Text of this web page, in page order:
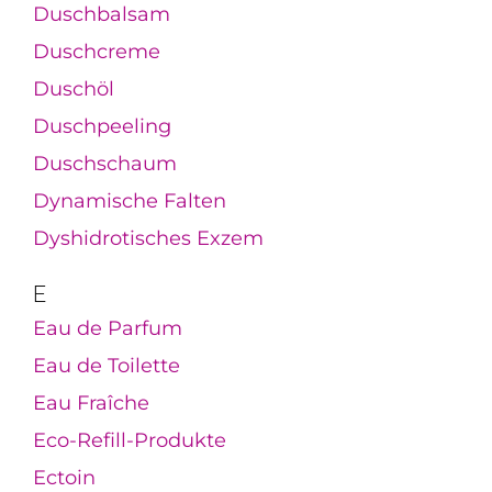
Duschbalsam
Duschcreme
Duschöl
Duschpeeling
Duschschaum
Dynamische Falten
Dyshidrotisches Exzem
E
Eau de Parfum
Eau de Toilette
Eau Fraîche
Eco-Refill-Produkte
Ectoin